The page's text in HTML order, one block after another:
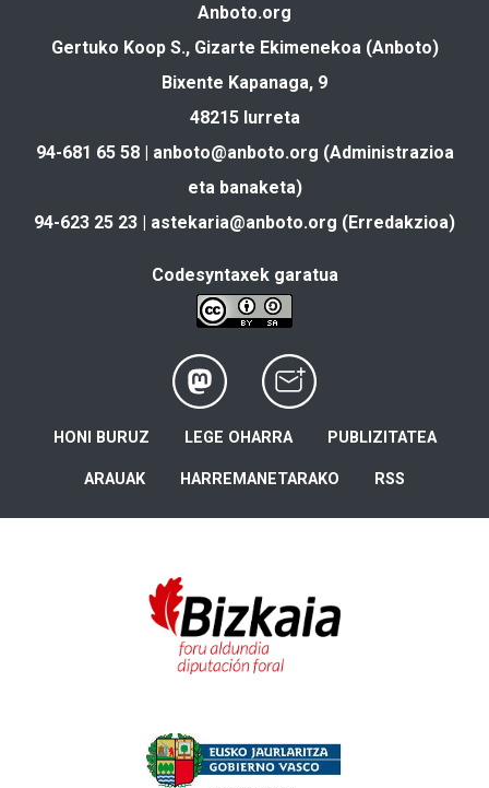
Anboto.org
Gertuko Koop S., Gizarte Ekimenekoa (Anboto)
Bixente Kapanaga, 9
48215 Iurreta
94-681 65 58 | anboto@anboto.org (Administrazioa
eta banaketa)
94-623 25 23 | astekaria@anboto.org (Erredakzioa)
Codesyntaxek garatua
HONI BURUZ LEGE OHARRA PUBLIZITATEA
ARAUAK HARREMANETARAKO RSS